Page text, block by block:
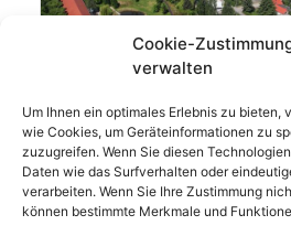
Cookie-
verwalten
Um Ihnen ein optimales Erlebnis zu bieten,
wie Cookies, um Geräteinformationen zu
zuzugreifen. Wenn Sie diesen
Daten wie das Surfverhalten oder
verarbeiten. Wenn Sie Ihre Zustimmung
können bestimmte Merkmale und